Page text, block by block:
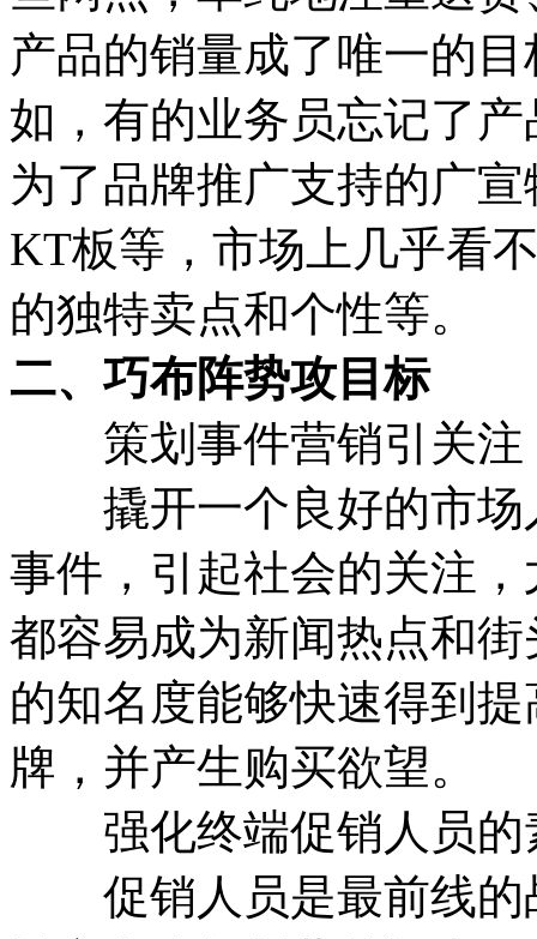
产品的销量成了唯一的
如，有的业务员忘记了
为了品牌推广支持的广
KT板等，市场上几乎看
的独特卖点和个性等。
二、巧布阵势攻目标
策划事件营销引关注
撬开一个良好的市场
事件，引起社会的关注
都容易成为新闻热点和
的知名度能够快速得到
牌，并产生购买欲望。
强化终端促销人员的
促销人员是最前线的